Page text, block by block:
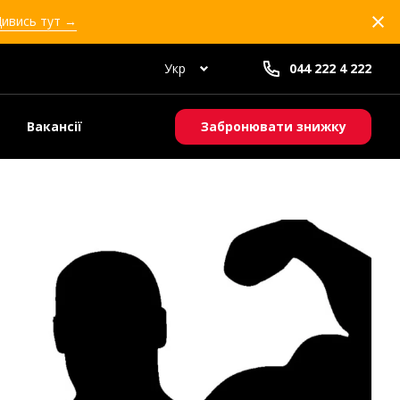
тут →
Укр 044 222 4 222
Вакансії Забронювати знижку